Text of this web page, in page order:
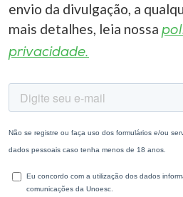
envio da divulgação, a
mais detalhes, leia nossa
privacidade.